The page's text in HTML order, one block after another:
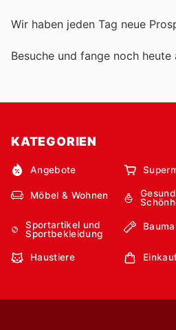
Wir haben jeden Tag neue
Besuche und fange noch heute
KATEGORIEN
Angebote
Möbel & Wohnen
Sportartikel und
Sportbekleidung
Haustiere